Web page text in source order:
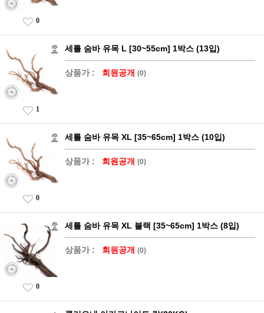
0
세틀 숨바 유목 L [30~55cm] 1박스 (13입)
상품가 : 회원공개 (0)
1
세틀 숨바 유목 XL [35~65cm] 1박스 (10입)
상품가 : 회원공개 (0)
0
세틀 숨바 유목 XL 블랙 [35~65cm] 1박스 (8입)
상품가 : 회원공개 (0)
0